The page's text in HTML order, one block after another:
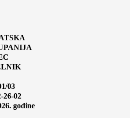
03
26-02
godine